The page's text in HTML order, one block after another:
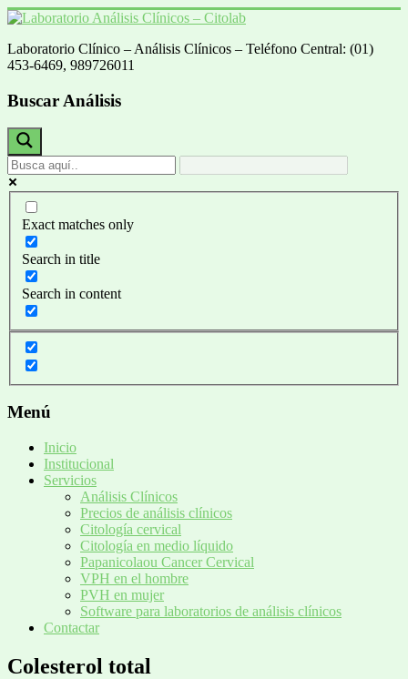
Saltar
contenido
Laboratorio
Análisis
Clínicos
–
Citolab
Análisis
Clínicos
Laboratorio Clínico – Análisis Clínicos – Teléfono Central: (01)
453-6469, 989726011
Buscar Análisis
Exact matches only
Search in title
Search in content
Menú
Inicio
Institucional
Servicios
Análisis Clínicos
Precios de análisis clínicos
Citología cervical
Citología en medio líquido
Papanicolaou Cancer Cervical
VPH en el hombre
PVH en mujer
Software para laboratorios de análisis clínicos
Contactar
Colesterol total